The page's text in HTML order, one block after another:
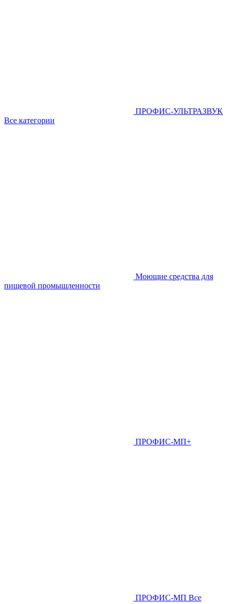
ПРОФИС-УЛЬТРАЗВУК
Все категории
Моющие средства для
пищевой промышленности
ПРОФИС-МП+
ПРОФИС-МП Все